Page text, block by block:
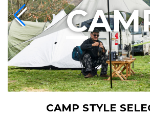
CAMP STYLE
C